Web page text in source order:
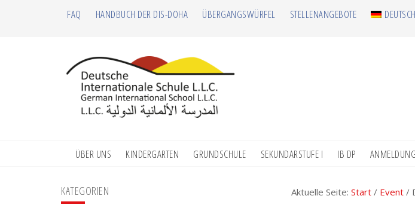
FAQ HANDBUCH DER DIS-DOHA ÜBERGANGSWÜRFEL STELLENANGEBOTE DEUTSCH
ÜBER UNS KINDERGARTEN GRUNDSCHULE SEKUNDARSTUFE I IB DP
Aktuelle Seite: Start / Event /
Seitenspalte
KATEGORIEN